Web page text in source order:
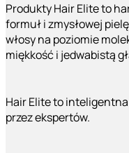
Produkty Hair Elite to
formuł i zmysłowej
włosy na poziomie
miękkość i jedwabistą
Hair Elite to
przez ekspertów.